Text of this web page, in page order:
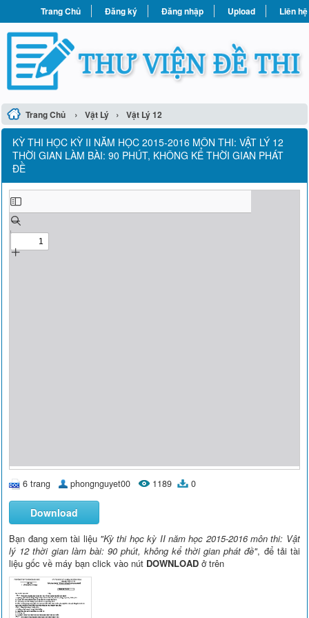
Trang Chủ Đăng ký Đăng nhập Upload Liên hệ
Trang Chủ › Vật Lý › Vật Lý 12
KỲ THI HỌC KỲ II NĂM HỌC 2015-2016 MÔN THI: VẬT LÝ 12
THỜI GIAN LÀM BÀI: 90 PHÚT, KHÔNG KỂ THỜI GIAN PHÁT
ĐỀ
6 trang phongnguyet00 1189 0
Download
Bạn đang xem tài liệu "Kỳ thi học kỳ II năm học 2015-2016 môn thi: Vật
lý 12 thời gian làm bài: 90 phút, không kể thời gian phát đề", để tải tài
liệu gốc về máy bạn click vào nút DOWNLOAD ở trên